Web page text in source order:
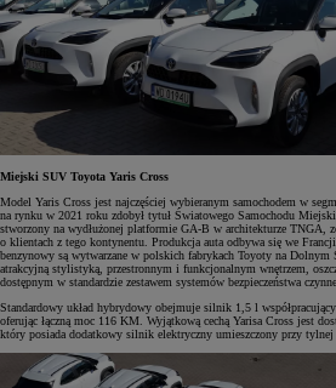
Miejski SUV Toyota Yaris Cross
Model Yaris Cross jest najczęściej wybieranym samochodem w
na rynku w 2021 roku zdobył tytuł Światowego Samochodu
stworzony na wydłużonej platformie GA-B w architekturze TNGA,
o klientach z tego kontynentu. Produkcja auta odbywa się we
benzynowy są wytwarzane w polskich fabrykach Toyoty na Dolnym
atrakcyjną stylistyką, przestronnym i funkcjonalnym wnętrzem,
dostępnym w standardzie zestawem systemów bezpieczeństwa
Standardowy układ hybrydowy obejmuje silnik 1,5 l
oferując łączną moc 116 KM. Wyjątkową cechą Yarisa Cross jest
który posiada dodatkowy silnik elektryczny umieszczony przy tylnej